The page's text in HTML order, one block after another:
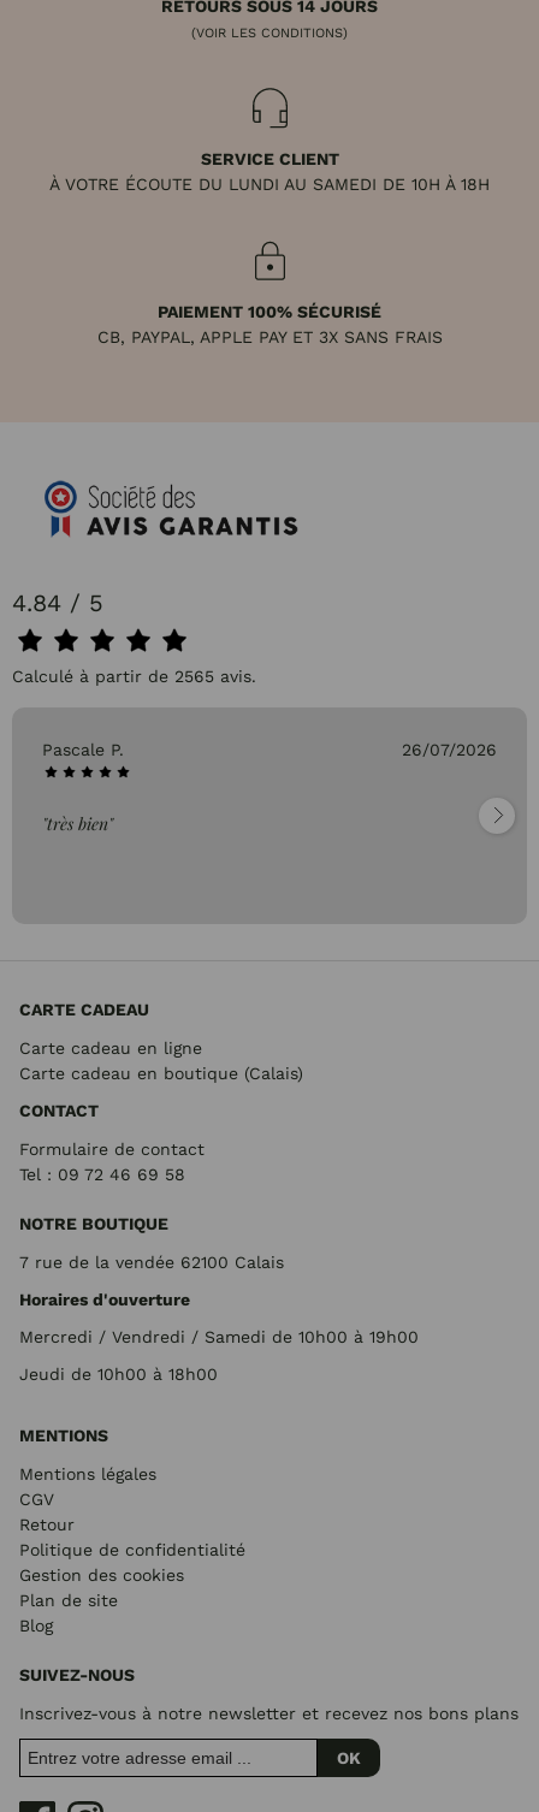
RETOURS SOUS 14 JOURS
(VOIR LES CONDITIONS)
SERVICE CLIENT
À VOTRE ÉCOUTE DU LUNDI AU SAMEDI DE 10H À 18H
PAIEMENT 100% SÉCURISÉ
CB, PAYPAL, APPLE PAY ET 3X SANS FRAIS
4.84 / 5
Calculé à partir de 2565 avis.
Pascale P. 26/07/2026
"très bien"
CARTE CADEAU
Carte cadeau en ligne
Carte cadeau en boutique (Calais)
CONTACT
Formulaire de contact
Tel : 09 72 46 69 58
NOTRE BOUTIQUE
7 rue de la vendée 62100 Calais
Horaires d'ouverture
Mercredi / Vendredi / Samedi de 10h00 à 19h00
Jeudi de 10h00 à 18h00
MENTIONS
Mentions légales
CGV
Retour
Politique de confidentialité
Gestion des cookies
Plan de site
Blog
SUIVEZ-NOUS
Inscrivez-vous à notre newsletter et recevez nos bons plans
OK